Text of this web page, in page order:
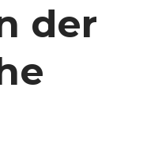
Seba Rondo
vom Berkheimer See
Eichenzell
der